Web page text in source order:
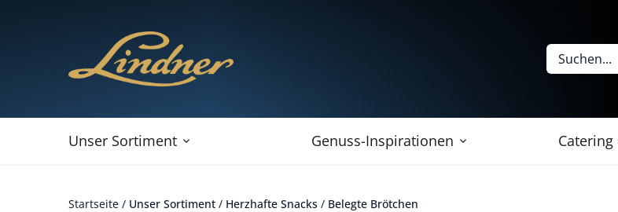
Unser Sortiment Genuss-Inspirationen Catering
Startseite / Unser Sortiment / Herzhafte Snacks / Belegte Brötchen